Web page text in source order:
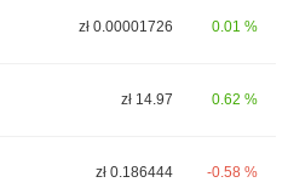
zł 0.00001726 0.01 %
zł 14.97 0.62 %
zł 0.186444 -0.58 %